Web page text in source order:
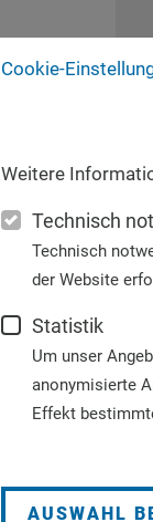
Cookie-
Weitere
Technisch
Technisch
der Website
Statistik
Um unser
anonymisierte
Effekt
AUSWAHL